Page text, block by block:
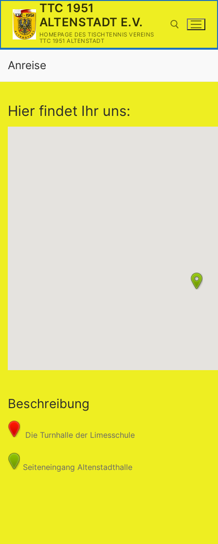
Inhalt
springen
TTC 1951
ALTENSTADT E.V.
HOMEPAGE DES TISCHTENNIS VEREINS
TTC 1951 ALTENSTADT
Anreise
Hier findet Ihr uns:
Beschreibung
Die Turnhalle der Limesschule
Seiteneingang Altenstadthalle